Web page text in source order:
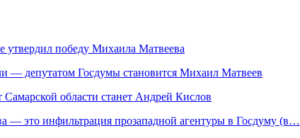
утвердил победу Михаила Матвеева
— депутатом Госдумы становится Михаил Матвеев
области станет Андрей Кислов
— это инфильтрация прозападной агентуры в Госдуму (в…